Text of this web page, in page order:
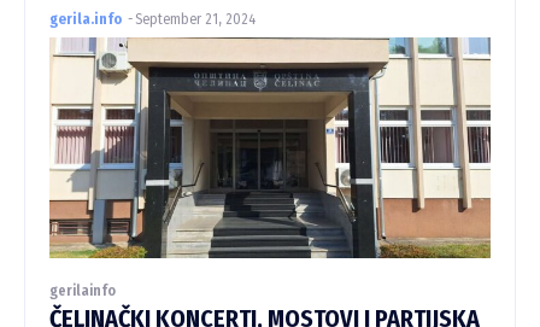
gerila.info - September 21, 2024
gerilainfo
ČELINAČKI KONCERTI, MOSTOVI I PARTIJSKA